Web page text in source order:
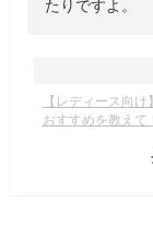
たりですよ。
【レディース向
おすすめを教えて